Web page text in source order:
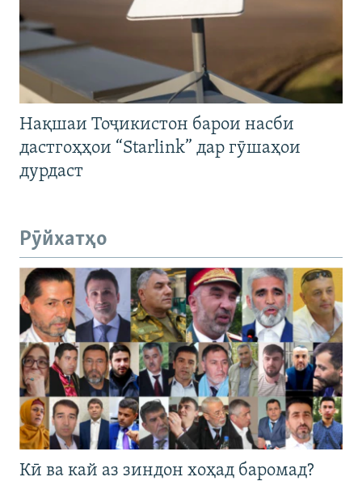
Нақшаи Тоҷикистон барои насби
дастгоҳҳои “Starlink” дар гӯшаҳои
дурдаст
Рӯйхатҳо
Кӣ ва кай аз зиндон хоҳад баромад?